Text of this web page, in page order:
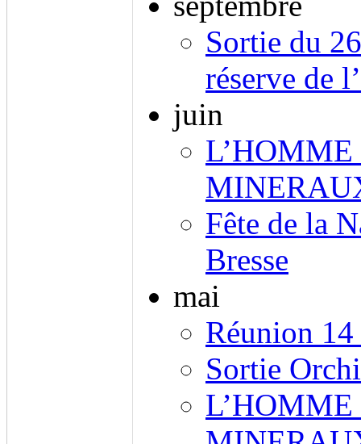
Sortie du
réserve de
juin
Fête de la
Bresse
mai
Réunion
Sortie